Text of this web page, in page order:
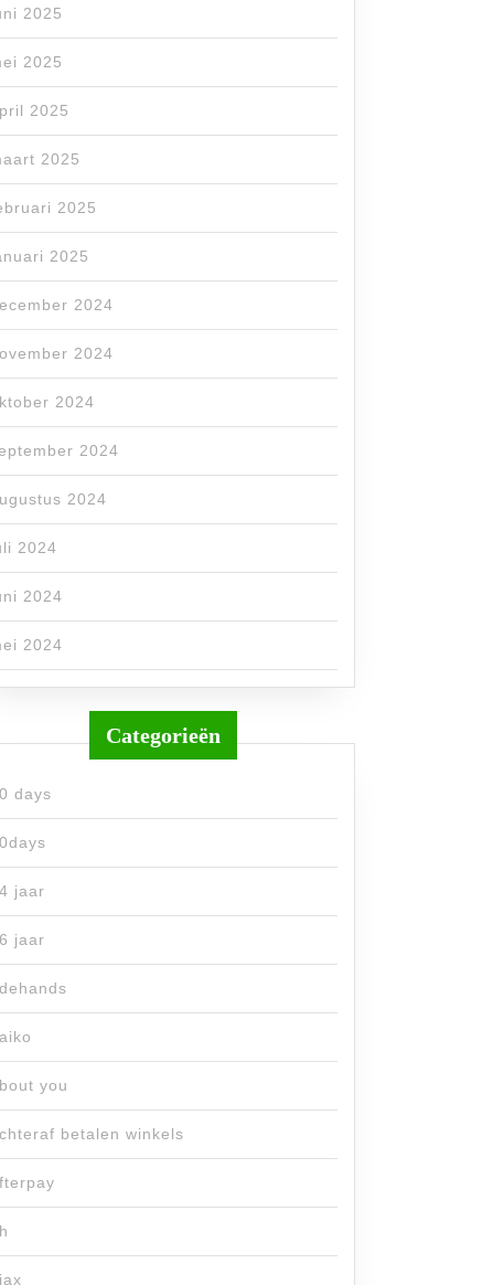
2025
2025
2025
2025
2025
2025
2024
2024
2024
2024
2024
2024
2024
2024
Categorieën
days
jaar
jaar
you
betalen winkels